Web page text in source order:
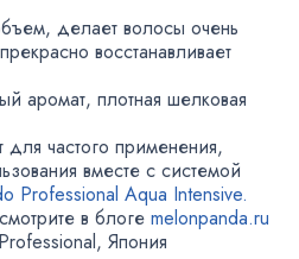
, делает волосы очень
прекрасно восстанавливает
аромат, плотная шелковая
частого применения,
вместе с системой
Professional Aqua Intensive.
смотрите в блоге melonpanda.ru
, Япония